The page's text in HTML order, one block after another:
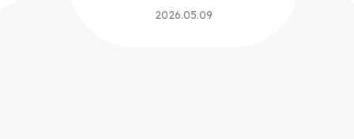
2026.05.09